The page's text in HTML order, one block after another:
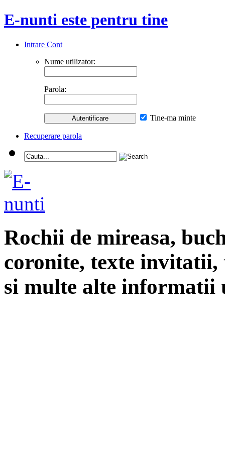
E-nunti este pentru tine
Intrare Cont
Nume utilizator:
Parola:
Tine-ma minte
Recuperare parola
Rochii de mireasa,
coronite, texte
si multe alte informatii